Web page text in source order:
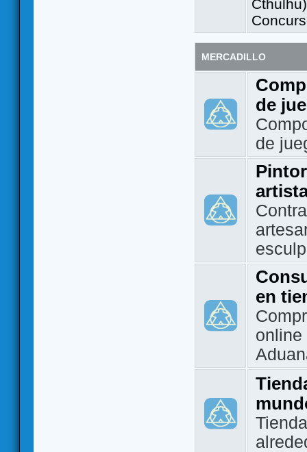
Cthulhu)
MERCADILLO
de
de
en